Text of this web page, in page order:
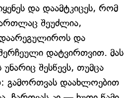
და დაამტკიცეს, რომ
შეუძლია,
და
დატვირთვით. მას
შესწევს, თუმცა
გამორთვას დაახლოებით